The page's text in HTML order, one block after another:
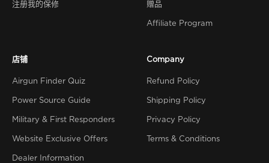
注册我的保修 赠品
Affiliate Program
店铺
Airgun Finder Quiz
Power Source Guide
Military & First Responders
Website Exclusive Offers
Dealer Information
Company
Refund Policy
Shipping Policy
Privacy Policy
Terms & Conditions